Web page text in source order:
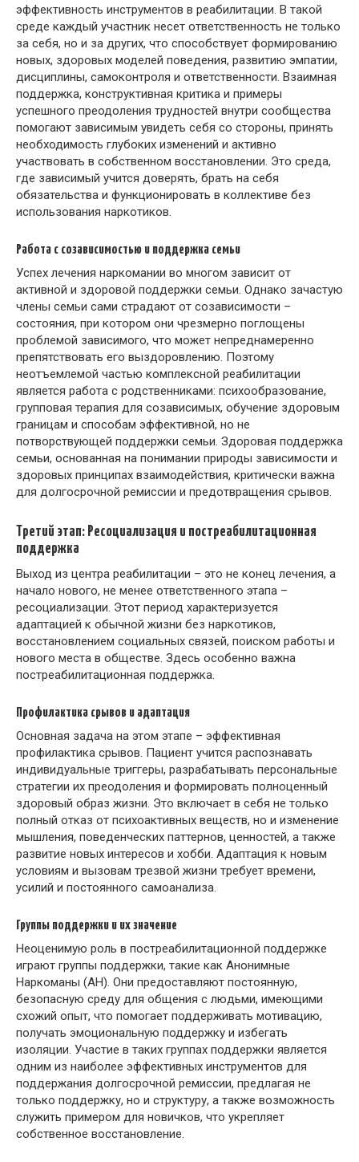
эффективность инструментов в реабилитации. В такой
среде каждый участник несет ответственность не только
за себя, но и за других, что способствует формированию
новых, здоровых моделей поведения, развитию эмпатии,
дисциплины, самоконтроля и ответственности. Взаимная
поддержка, конструктивная критика и примеры
успешного преодоления трудностей внутри сообщества
помогают зависимым увидеть себя со стороны, принять
необходимость глубоких изменений и активно
участвовать в собственном восстановлении. Это среда,
где зависимый учится доверять, брать на себя
обязательства и функционировать в коллективе без
использования наркотиков.
Работа с созависимостью и поддержка семьи
Успех лечения наркомании во многом зависит от
активной и здоровой поддержки семьи. Однако зачастую
члены семьи сами страдают от созависимости –
состояния, при котором они чрезмерно поглощены
проблемой зависимого, что может непреднамеренно
препятствовать его выздоровлению. Поэтому
неотъемлемой частью комплексной реабилитации
является работа с родственниками: психообразование,
групповая терапия для созависимых, обучение здоровым
границам и способам эффективной, но не
потворствующей поддержки семьи. Здоровая поддержка
семьи, основанная на понимании природы зависимости и
здоровых принципах взаимодействия, критически важна
для долгосрочной ремиссии и предотвращения срывов.
Третий этап: Ресоциализация и постреабилитационная
поддержка
Выход из центра реабилитации – это не конец лечения, а
начало нового, не менее ответственного этапа –
ресоциализации. Этот период характеризуется
адаптацией к обычной жизни без наркотиков,
восстановлением социальных связей, поиском работы и
нового места в обществе. Здесь особенно важна
постреабилитационная поддержка.
Профилактика срывов и адаптация
Основная задача на этом этапе – эффективная
профилактика срывов. Пациент учится распознавать
индивидуальные триггеры, разрабатывать персональные
стратегии их преодоления и формировать полноценный
здоровый образ жизни. Это включает в себя не только
полный отказ от психоактивных веществ, но и изменение
мышления, поведенческих паттернов, ценностей, а также
развитие новых интересов и хобби. Адаптация к новым
условиям и вызовам трезвой жизни требует времени,
усилий и постоянного самоанализа.
Группы поддержки и их значение
Неоценимую роль в постреабилитационной поддержке
играют группы поддержки, такие как Анонимные
Наркоманы (АН). Они предоставляют постоянную,
безопасную среду для общения с людьми, имеющими
схожий опыт, что помогает поддерживать мотивацию,
получать эмоциональную поддержку и избегать
изоляции. Участие в таких группах поддержки является
одним из наиболее эффективных инструментов для
поддержания долгосрочной ремиссии, предлагая не
только поддержку, но и структуру, а также возможность
служить примером для новичков, что укрепляет
собственное восстановление.